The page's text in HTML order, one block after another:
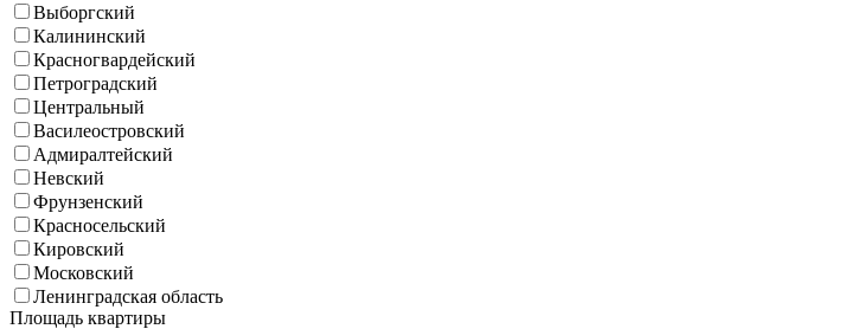
Выборгский
Калининский
Красногвардейский
Петроградский
Центральный
Василеостровский
Адмиралтейский
Невский
Фрунзенский
Красносельский
Кировский
Московский
Ленинградская область
Площадь квартиры